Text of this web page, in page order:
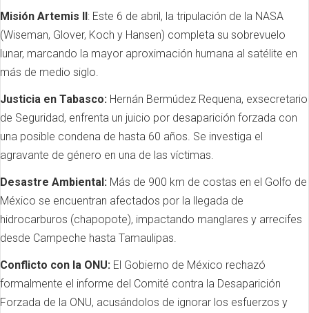
Misión Artemis II: Este 6 de abril, la tripulación de la NASA
(Wiseman, Glover, Koch y Hansen) completa su sobrevuelo
lunar, marcando la mayor aproximación humana al satélite en
más de medio siglo.
Justicia en Tabasco: Hernán Bermúdez Requena, exsecretario
de Seguridad, enfrenta un juicio por desaparición forzada con
una posible condena de hasta 60 años. Se investiga el
agravante de género en una de las víctimas.
Desastre Ambiental: Más de 900 km de costas en el Golfo de
México se encuentran afectados por la llegada de
hidrocarburos (chapopote), impactando manglares y arrecifes
desde Campeche hasta Tamaulipas.
Conflicto con la ONU: El Gobierno de México rechazó
formalmente el informe del Comité contra la Desaparición
Forzada de la ONU, acusándolos de ignorar los esfuerzos y